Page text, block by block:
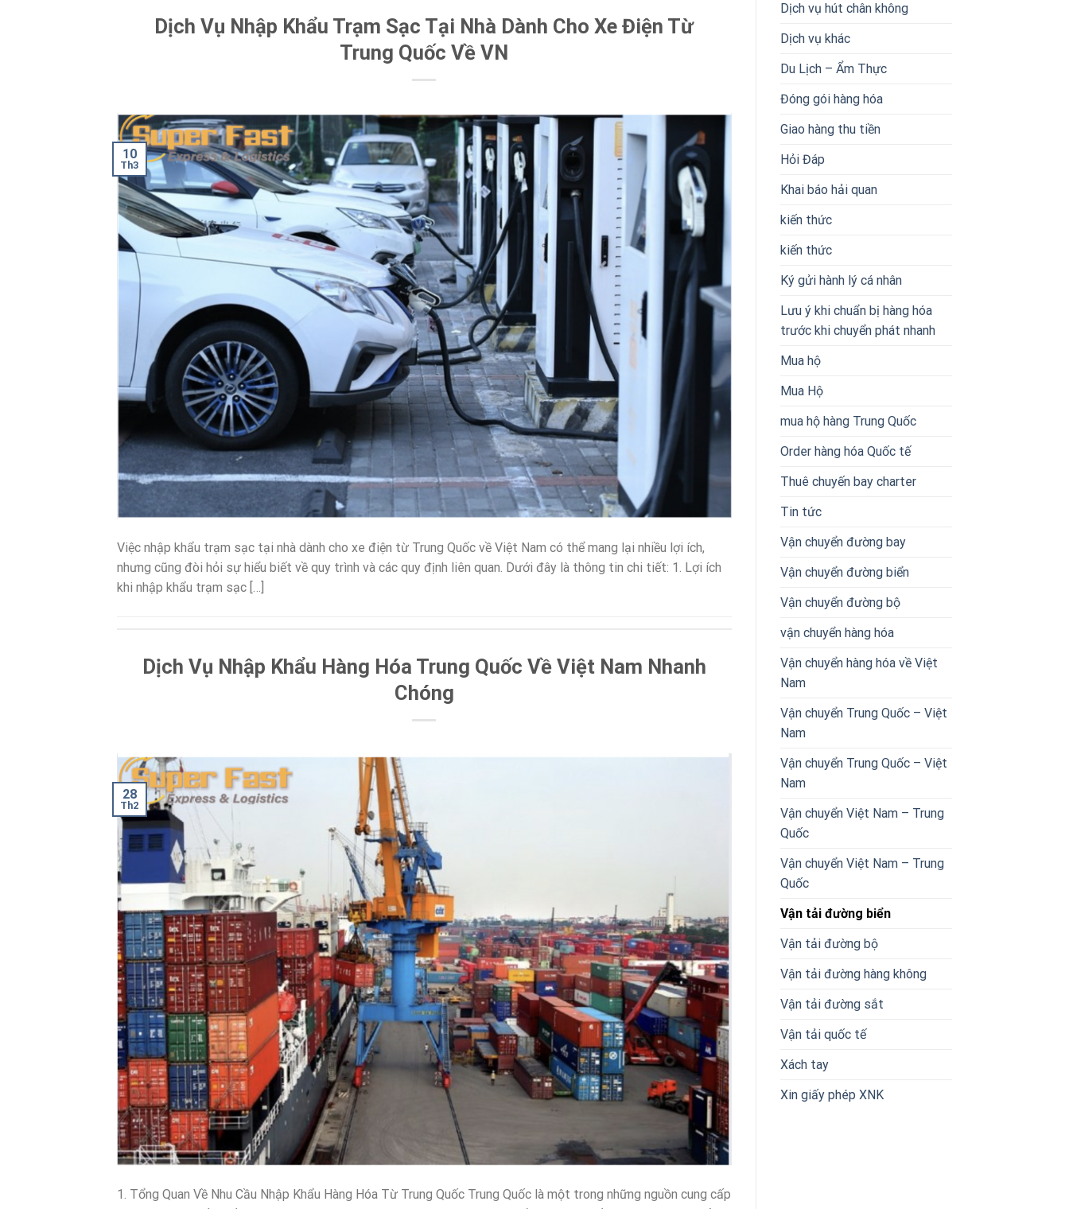
Dịch Vụ Nhập Khẩu Trạm Sạc Tại Nhà Dành Cho Xe Điện Từ
Trung Quốc Về VN
10
Th3
Việc nhập khẩu trạm sạc tại nhà dành cho xe điện từ Trung Quốc về Việt Nam có thể mang lại nhiều lợi ích,
nhưng cũng đòi hỏi sự hiểu biết về quy trình và các quy định liên quan. Dưới đây là thông tin chi tiết: 1. Lợi ích
khi nhập khẩu trạm sạc […]
Dịch Vụ Nhập Khẩu Hàng Hóa Trung Quốc Về Việt Nam Nhanh
Chóng
28
Th2
1. Tổng Quan Về Nhu Cầu Nhập Khẩu Hàng Hóa Từ Trung Quốc Trung Quốc là một trong những nguồn cung cấp
Dịch vụ hút chân không
Dịch vụ khác
Du Lịch – Ẩm Thực
Đóng gói hàng hóa
Giao hàng thu tiền
Hỏi Đáp
Khai báo hải quan
kiến thức
kiến thức
Ký gửi hành lý cá nhân
Lưu ý khi chuẩn bị hàng hóa
trước khi chuyển phát nhanh
Mua hộ
Mua Hộ
mua hộ hàng Trung Quốc
Order hàng hóa Quốc tế
Thuê chuyến bay charter
Tin tức
Vận chuyển đường bay
Vận chuyển đường biển
Vận chuyển đường bộ
vận chuyển hàng hóa
Vận chuyển hàng hóa về Việt
Nam
Vận chuyển Trung Quốc – Việt
Nam
Vận chuyển Trung Quốc – Việt
Nam
Vận chuyển Việt Nam – Trung
Quốc
Vận chuyển Việt Nam – Trung
Quốc
Vận tải đường biển
Vận tải đường bộ
Vận tải đường hàng không
Vận tải đường sắt
Vận tải quốc tế
Xách tay
Xin giấy phép XNK